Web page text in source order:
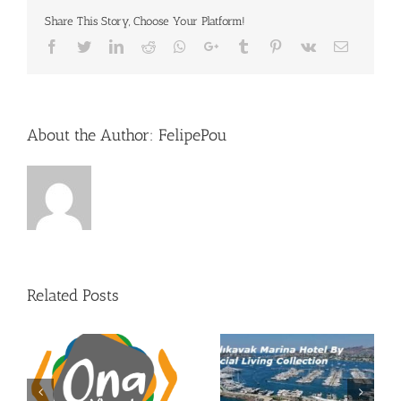
Share This Story, Choose Your Platform!
Facebook
TwitterLinkedIn
Reddit Whatsapp
Google+Tumblr Pinterest
Vk Email
About the Author: FelipePou
Related Posts
Enhorabuena a CMV